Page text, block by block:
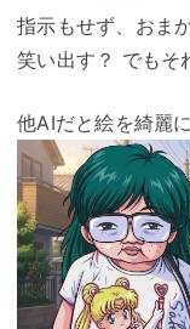
指示もせず、おま
笑い出す？ でもそ
他AIだと絵を綺麗